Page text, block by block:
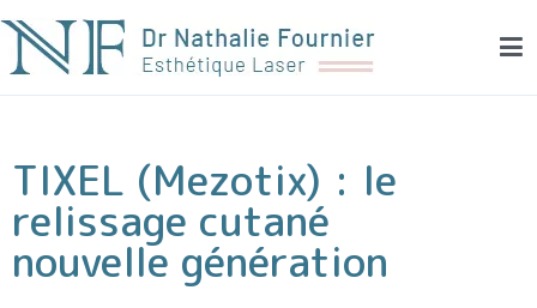
TIXEL (Mezotix) : le
relissage cutané
nouvelle génération